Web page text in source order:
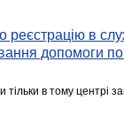
реєстрацію в
допомоги
в тому центрі